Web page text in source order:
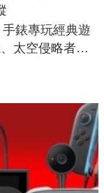
錶專玩經典遊
太空侵略者，